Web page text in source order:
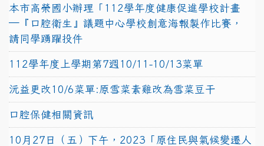
本市高榮國小辦理「112學年度健康促進學校計畫
─『口腔衛生』議題中心學校創意海報製作比賽，
請同學踴躍投件
112學年度上學期第7週10/11-10/13菜單
沅益更改10/6菜單:原雪菜素雞改為雪菜豆干
口腔保健相關資訊
10月27日（五）下午，2023「原住民與氣候變遷人